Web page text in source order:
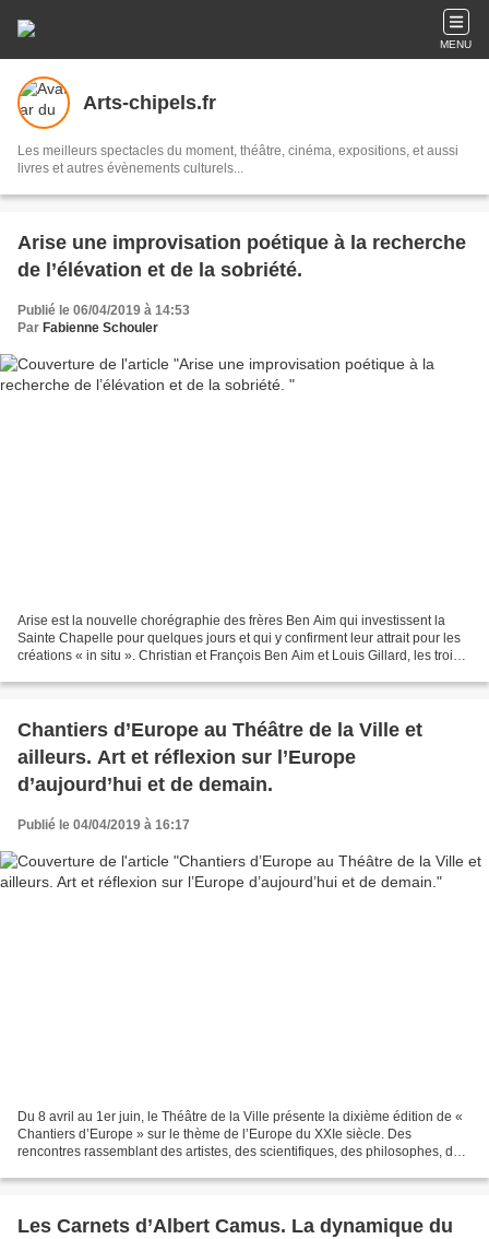
MENU
Arts-chipels.fr
Les meilleurs spectacles du moment, théâtre, cinéma, expositions, et aussi
livres et autres évènements culturels...
Arise une improvisation poétique à la recherche
de l’élévation et de la sobriété.
Publié le 06/04/2019 à 14:53
Par Fabienne Schouler
Arise est la nouvelle chorégraphie des frères Ben Aim qui investissent la
Sainte Chapelle pour quelques jours et qui y confirment leur attrait pour les
créations « in situ ». Christian et François Ben Aim et Louis Gillard, les trois
Chantiers d’Europe au Théâtre de la Ville et
ailleurs. Art et réflexion sur l’Europe
d’aujourd’hui et de demain.
Publié le 04/04/2019 à 16:17
Du 8 avril au 1er juin, le Théâtre de la Ville présente la dixième édition de «
Chantiers d’Europe » sur le thème de l’Europe du XXIe siècle. Des
rencontres rassemblant des artistes, des scientifiques, des philosophes, des
Les Carnets d’Albert Camus. La dynamique du